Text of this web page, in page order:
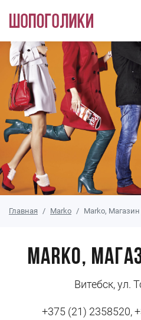
Перейти к основному
Главная Marko Marko, Магазин
Marko,
Витебск, ул.
+375 (21) 2358520,